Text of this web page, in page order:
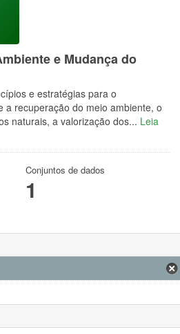
e Mudança do
e estratégias para o
a recuperação do meio ambiente, o
naturais, a valorização dos... Leia
Conjuntos de dados
1